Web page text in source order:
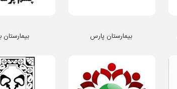
بیمارستان بیمارستان پارس